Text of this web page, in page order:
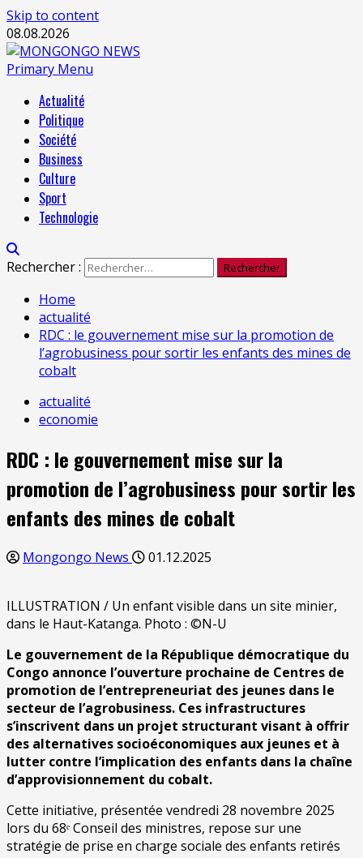
Skip to content
08.08.2026
Primary Menu
Actualité
Politique
Société
Business
Culture
Sport
Technologie
Rechercher :
Home
actualité
RDC : le gouvernement mise sur la promotion de
l’agrobusiness pour sortir les enfants des mines de
cobalt
actualité
economie
RDC : le gouvernement mise sur la
promotion de l’agrobusiness pour sortir les
enfants des mines de cobalt
Mongongo News 01.12.2025
ILLUSTRATION / Un enfant visible dans un site minier,
dans le Haut-Katanga. Photo : ©N-U
Le gouvernement de la République démocratique du
Congo annonce l’ouverture prochaine de Centres de
promotion de l’entrepreneuriat des jeunes dans le
secteur de l’agrobusiness. Ces infrastructures
s’inscrivent dans un projet structurant visant à offrir
des alternatives socioéconomiques aux jeunes et à
lutter contre l’implication des enfants dans la chaîne
d’approvisionnement du cobalt.
Cette initiative, présentée vendredi 28 novembre 2025
lors du 68ᵉ Conseil des ministres, repose sur une
stratégie de prise en charge sociale des enfants retirés